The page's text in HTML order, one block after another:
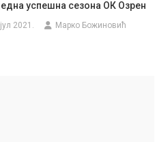
успешна сезона ОК Озрен
2021. Марко Божиновић